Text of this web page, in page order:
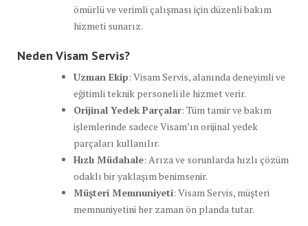
ömürlü ve verimli çalışması için düzenli bakım
hizmeti sunarız.
Neden Visam Servis?
Uzman Ekip: Visam Servis, alanında deneyimli ve
eğitimli teknik personeli ile hizmet verir.
Orijinal Yedek Parçalar: Tüm tamir ve bakım
işlemlerinde sadece Visam’ın orijinal yedek
parçaları kullanılır.
Hızlı Müdahale: Arıza ve sorunlarda hızlı çözüm
odaklı bir yaklaşım benimsenir.
Müşteri Memnuniyeti: Visam Servis, müşteri
memnuniyetini her zaman ön planda tutar.